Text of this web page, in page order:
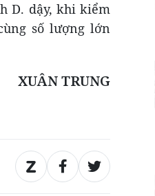
D. dậy, khi kiểm
số lượng lớn
XUÂN TRUNG